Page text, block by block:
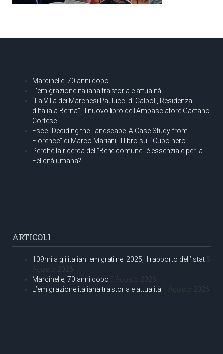
Marcinelle, 70 anni dopo
L’emigrazione italiana tra storia e attualità
“La Villa dei Marchesi Paulucci di Calboli, Residenza
d’Italia a Berna”, il nuovo libro dell’Ambasciatore Gaetano
Cortese
Esce “Deciding the Landscape. A Case Study from
Florence” di Marco Mariani, il libro sul “Cubo nero”
Perché la ricerca del “Bene comune” è essenziale per la
Felicità umana?
ARTICOLI
109mila gli italiani emigrati nel 2025, il rapporto dell’Istat 5
Agosto 2026
Marcinelle, 70 anni dopo 5 Agosto 2026
L’emigrazione italiana tra storia e attualità 1 Agosto 2026